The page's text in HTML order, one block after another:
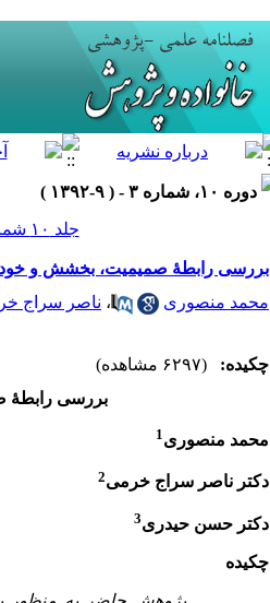
دوره ۱۰، شماره ۳ - ( ۹-۱۳۹۲ )
جلد ۱۰ شماره ۳ صفحات ۱۱۸-۹۵
بررسی رابطۀ صمیمیت، بخشش و
محمد منصوری
، ناصر سراج
چکیده:
(۶۲۹۷ مشاهده)
بررسی رابطۀ
محمد منصوری1
دکتر ناصر سراج خرمی2
دکتر حسن حیدری3
چکیده